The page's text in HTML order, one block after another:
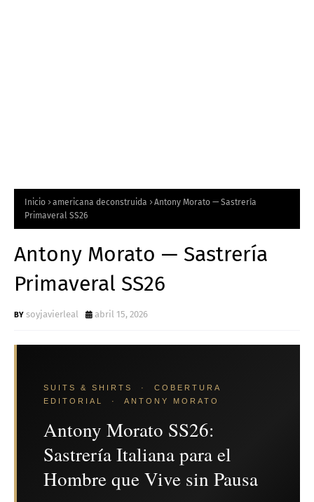
Inicio americana deconstruida
Antony Morato — Sastrería
Primaveral SS26
Antony Morato — Sastrería
Primaveral SS26
soyjavierleal abril 15, 2026
SUITS & SHIRTS · COBERTURA
EDITORIAL · ANTONY MORATO
Antony Morato SS26:
Sastrería Italiana para el
Hombre que Vive sin Pausa